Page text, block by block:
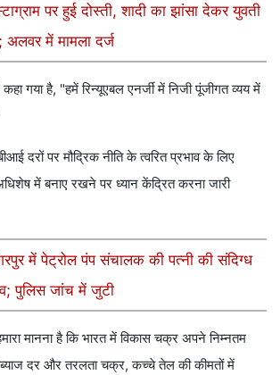
पर हुई दोस्ती, शादी का झांसा देकर युवती
अलवर में मामला दर्ज
कहा गया है, "हमें रिन्यूएबल एनर्जी में निजी पूंजीगत व्यय में
दरों पर मौद्रिक नीति के त्वरित प्रभाव के लिए
में बनाए रखने पर ध्यान केंद्रित करना जारी
में पेट्रोल पंप संचालक की पत्नी की संदिग्ध
पुलिस जांच में जुटी
मानना ​​है कि भारत में विकास चक्र अपने निम्नतम
दर और तरलता चक्र, कच्चे तेल की कीमतों में